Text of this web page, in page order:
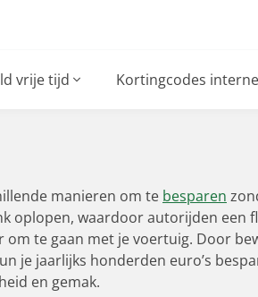
vrije tijd Kortingcodes
manieren om te besparen
oplopen, waardoor autorijden een
te gaan met je voertuig. Door
je jaarlijks honderden euro’s
en gemak.